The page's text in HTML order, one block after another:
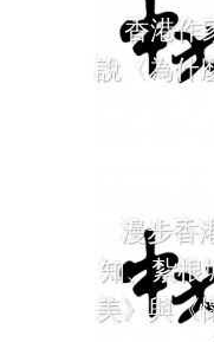
香港作
說〈為什
漫步香
知、紮
美》與《